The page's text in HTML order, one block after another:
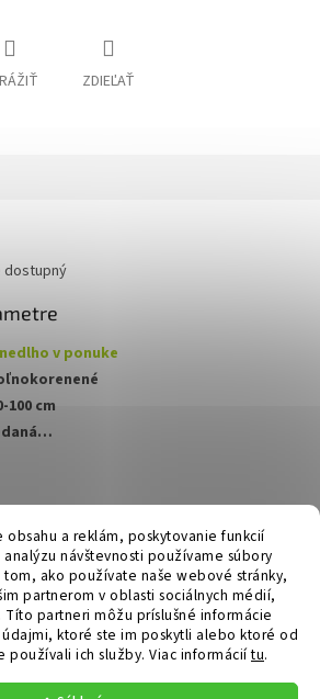
obsahu a reklám, poskytovanie funkcií
návštevnosti používame súbory
ako používate naše webové stránky,
partnerom v oblasti sociálnych médií,
Títo partneri môžu príslušné informácie
ktoré ste im poskytli alebo ktoré od
používali ich služby. Viac informáciítu.
ZDIEĽAŤ
dostupný
v ponuke
100 cm
Hurmikaki.com
Vytvoril Shoptet